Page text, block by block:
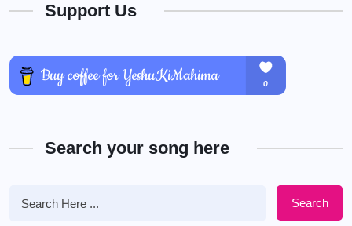
Support Us
Search your song here
Search